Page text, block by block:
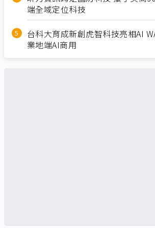
端全域定位科技
台科大育成新創虎智科技亮相AI
業地端AI商用